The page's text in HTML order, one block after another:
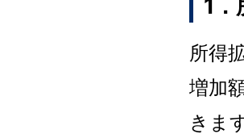
1．
所得
増加
きま